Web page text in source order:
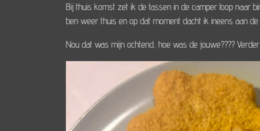
Bij thuis komst zet ik de tassen in de camper loop naar
ben weer thuis en op dat moment dacht ik ineens aan
Nou dat was mijn ochtend, hoe was de jouwe????